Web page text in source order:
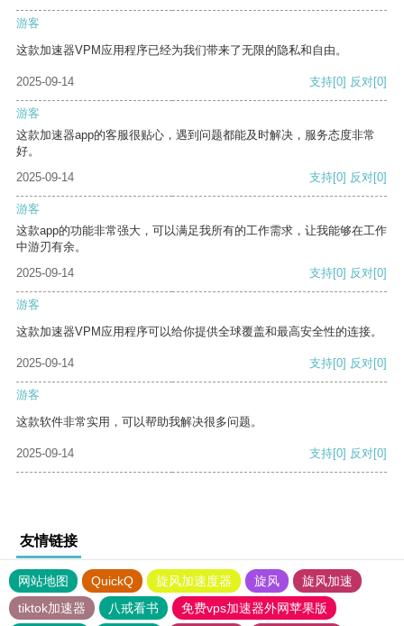
游客
这款加速器VPM应用程序已经为我们带来了无限的隐私和自由。
2025-09-14 支持[0] 反对[0]
游客
这款加速器app的客服很贴心，遇到问题都能及时解决，服务态度非常
好。
2025-09-14
支持[0] 反对[0]
游客
这款app的功能非常强大，可以满足我所有的工作需求，让我能够在工作
中游刃有余。
2025-09-14
支持[0] 反对[0]
游客
这款加速器VPM应用程序可以给你提供全球覆盖和最高安全性的连接。
2025-09-14 支持[0] 反对[0]
游客
这款软件非常实用，可以帮助我解决很多问题。
2025-09-14 支持[0] 反对[0]
友情链接
网站地图 QuickQ 旋风加速度器 旋风
旋风加速
tiktok加速器
八戒看书 免费vps加速器外网苹果版